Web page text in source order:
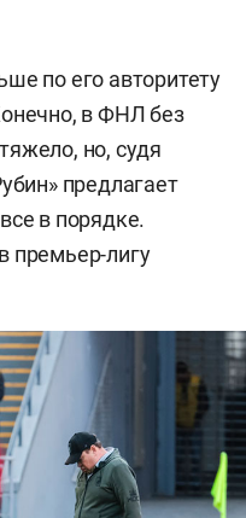
по его авторитету
в ФНЛ без
но, судя
предлагает
в порядке.
премьер-лигу